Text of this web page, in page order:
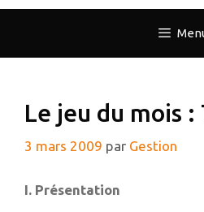
Le jeu du mois
3 mars 2009 par Gestion
I. Présentation